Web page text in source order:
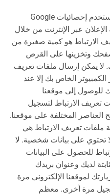
عند زيارتك لموقعنا الإلكتروني، نستخدم إحصائيات Google
عبر الإنترنت من خلال
الارتباط هو كمية صغيرة من
وتخزينها على القرص
لا يمكن إرسال ملفات تعريف
الخاص بك إلا عند
للوصول إلى موقعنا
تعريف الارتباط لتسجيل
العناصر المختلفة على موقعنا.
ملفات تعريف الارتباط هي
تحتوي على بيانات شخصية. لا
للحصول على البيانات
لديك وعنوان بريدك
لموقعنا الإلكتروني مرة
مرة أخرى. معظم